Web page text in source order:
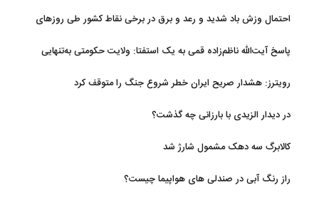
احتمال وزش باد شدید و رعد و برق در برخی نقاط کشور طی روزهای
پاسخ آیت‌الله ناظم‌زاده قمی به یک استفتا: ولایت حکومتی به‌تنهایی
رویترز: هشدار صریح ایران خطر شروع جنگ را متوقف کرد
در دیدار الزیدی با بارزانی چه گذشت؟
کالابرگ سه دهک مشمول شارژ شد
راز رنگ آبی در صندلی های هواپیما چیست؟